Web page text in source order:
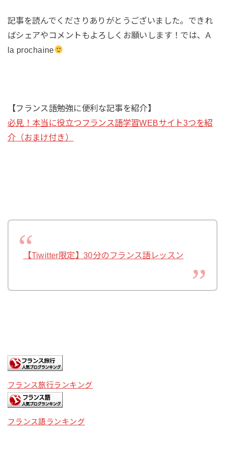
記事を読んでくださりありがとうございました。できれ
ばシェアやコメントもよろしくお願いします！では、A
la prochaine
【フランス語勉強に便利な記事を紹介】
必見！本当に役立つフランス語学習WEBサイト3つを紹
介（おまけ付き）
【Tiwitter限定】30分のフランス語レッスン
フランス旅行ランキング
フランス語ランキング